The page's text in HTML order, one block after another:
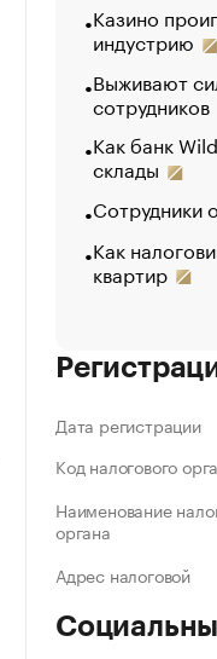
Казино
индустрию
Выживают
сотрудников
Как банк
склады
Сотрудники
Как
квартир
Дата регистрации
Код налогового
Наименование
органа
Адрес налоговой